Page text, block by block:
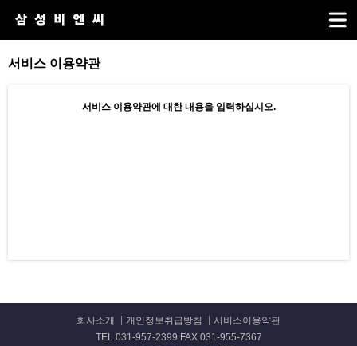
서비스 이용약관
서비스 이용약관에 대한 내용을 입력하십시오.
회사소개 개인정보취급방침
서비스이용약관
TEL.031-957-2399 FAX.031-955-7367